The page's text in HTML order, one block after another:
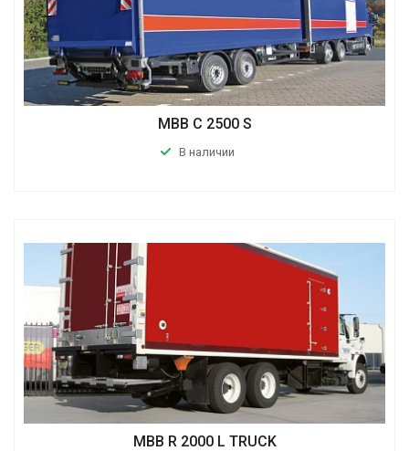
MBB C 2500 S
В наличии
MBB R 2000 L TRUCK